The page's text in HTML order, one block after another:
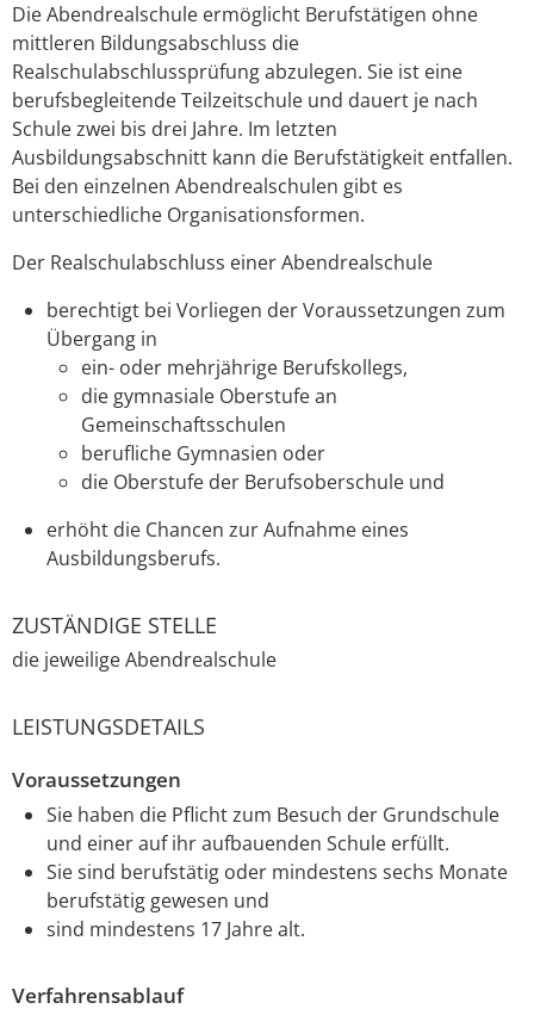
Die Abendrealschule ermöglicht Berufstätigen ohne
mittleren Bildungsabschluss die
Realschulabschlussprüfung abzulegen. Sie ist eine
berufsbegleitende Teilzeitschule und dauert je nach
Schule zwei bis drei Jahre. Im letzten
Ausbildungsabschnitt kann die Berufstätigkeit entfallen.
Bei den einzelnen Abendrealschulen gibt es
unterschiedliche Organisationsformen.
Der Realschulabschluss einer Abendrealschule
berechtigt bei Vorliegen der Voraussetzungen zum
Übergang in
ein- oder mehrjährige Berufskollegs,
die gymnasiale Oberstufe an
Gemeinschaftsschulen
berufliche Gymnasien oder
die Oberstufe der Berufsoberschule und
erhöht die Chancen zur Aufnahme eines
Ausbildungsberufs.
ZUSTÄNDIGE STELLE
die jeweilige Abendrealschule
LEISTUNGSDETAILS
Voraussetzungen
Sie haben die Pflicht zum Besuch der Grundschule
und einer auf ihr aufbauenden Schule erfüllt.
Sie sind berufstätig oder mindestens sechs Monate
berufstätig gewesen und
sind mindestens 17 Jahre alt.
Verfahrensablauf